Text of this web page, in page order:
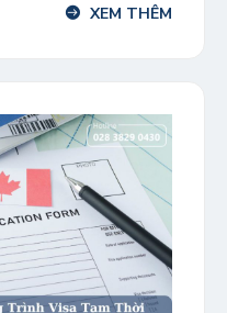
Thường trú nhân.
XEM THÊM